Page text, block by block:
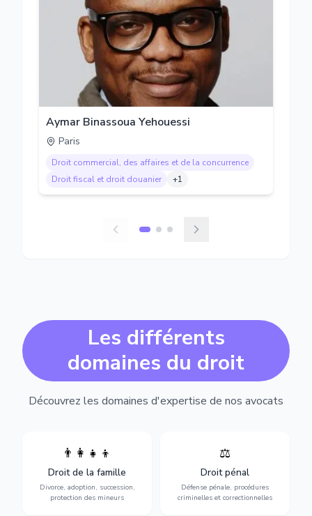
Aymar Binassoua Yehouessi
Paris
Droit commercial, des affaires et de la concurrence
Droit fiscal et droit douanier
+1
Les différents
domaines du droit
Découvrez les domaines d'expertise de nos avocats
👨‍👩‍👧‍👦
Droit de la famille
Divorce, adoption, succession,
protection des mineurs
Divorce, garde d'enfants,
adoption, succession et
protection des personnes
vulnérables.
⚖️
Droit pénal
Défense pénale, procédures
criminelles et correctionnelles
Expertise en matière pénale,
vue jusqu'au procès, pour
toute affaire correctionnelle
ou criminelle.